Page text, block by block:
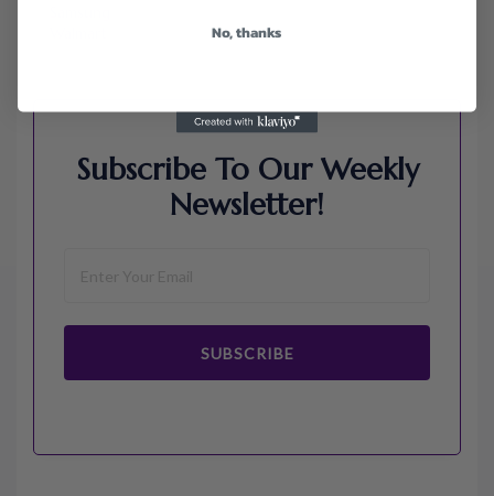
Subscribe To Our Weekly
Newsletter!
SUBSCRIBE
No, thanks